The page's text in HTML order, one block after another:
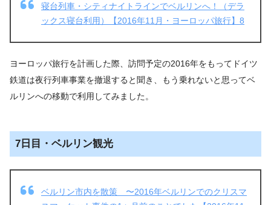
寝台列車・シティナイトラインでベルリンへ！（デラ
ックス寝台利用）【2016年11月・ヨーロッパ旅行】8
ヨーロッパ旅行を計画した際、訪問予定の2016年をもってドイツ
鉄道は夜行列車事業を撤退すると聞き、もう乗れないと思ってベ
ルリンへの移動で利用してみました。
7日目・ベルリン観光
ベルリン市内を散策 〜2016年ベルリンでのクリスマ